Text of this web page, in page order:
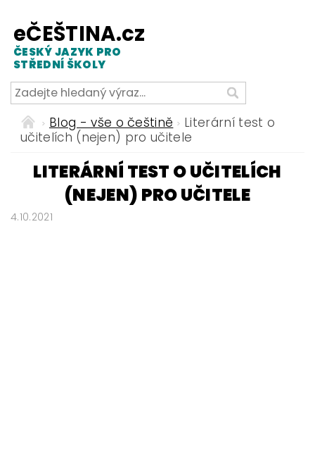
eČEŠTINA.cz
ČESKÝ JAZYK PRO
STŘEDNÍ ŠKOLY
Blog - vše o češtině
Literární test o
učitelích (nejen) pro učitele
LITERÁRNÍ TEST O UČITELÍCH
(NEJEN) PRO UČITELE
4.10.2021